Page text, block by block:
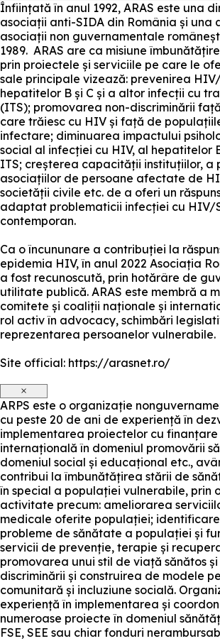
Înființată în anul 1992, ARAS este una
asociații anti-SIDA din România și una
asociații non guvernamentale
1989. ARAS are ca misiune
prin proiectele și serviciile pe care le
sale principale vizează: prevenirea
hepatitelor B și C și a altor infecții cu
(ITS); promovarea non-discriminării
care trăiesc cu HIV și față de
infectare; diminuarea impactului
social al infecției cu HIV, al hepatitelor
ITS; creșterea capacității instituțiilor, a
asociațiilor de persoane afectate de
societății civile etc. de a oferi un
adaptat problematicii infecției cu HIV/
contemporan.
Ca o încununare a contribuției la
epidemia HIV, în anul 2022 Asociația
a fost recunoscută, prin hotărâre de
utilitate publică. ARAS este membră a
comitete și coaliții naționale și
rol activ în advocacy, schimbări
reprezentarea persoanelor vulnerabile.
Site official: https://arasnet.ro/
×
ARPS este o organizație
cu peste 20 de ani de experiență în
implementarea proiectelor cu
internațională în domeniul promovării
domeniul social și educațional etc.,
contribui la îmbunătățirea stării de
în special a populației vulnerabile, prin
activitate precum: ameliorarea
medicale oferite populației;
probleme de sănătate a populației și
servicii de prevenție, terapie și
promovarea unui stil de viață sănătos
discriminării și construirea de modele
comunitară și incluziune socială.
experiență în implementarea și
numeroase proiecte în domeniul
FSE, SEE sau chiar fonduri